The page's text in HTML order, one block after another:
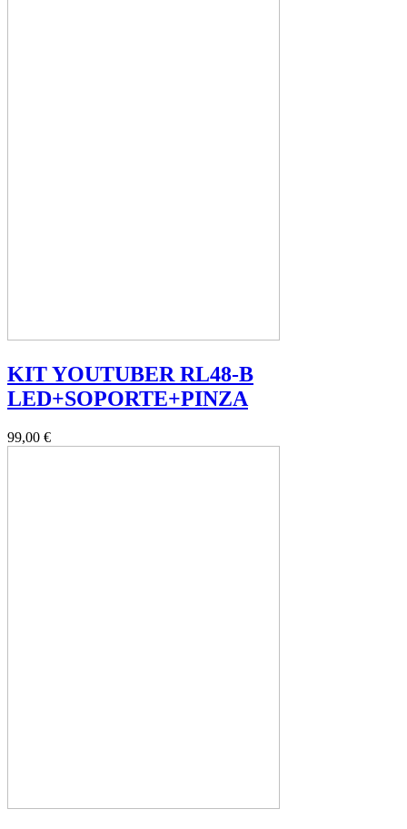
KIT YOUTUBER RL48-B
LED+SOPORTE+PINZA
99,00 €